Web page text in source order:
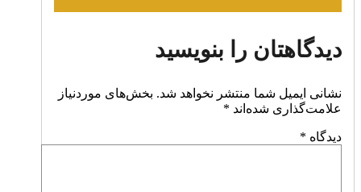
دیدگاهتان را بنویسید
نشانی ایمیل شما منتشر نخواهد شد. بخش‌های موردنیاز
علامت‌گذاری شده‌اند *
دیدگاه *